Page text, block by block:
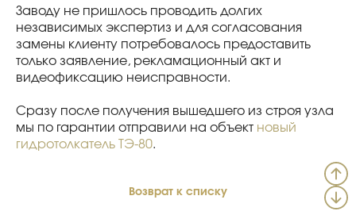
Заводу не пришлось проводить долгих
независимых экспертиз и для согласования
замены клиенту потребовалось предоставить
только заявление, рекламационный акт и
видеофиксацию неисправности.
Сразу после получения вышедшего из строя узла
мы по гарантии отправили на объект новый
гидротолкатель ТЭ-80.
Возврат к списку